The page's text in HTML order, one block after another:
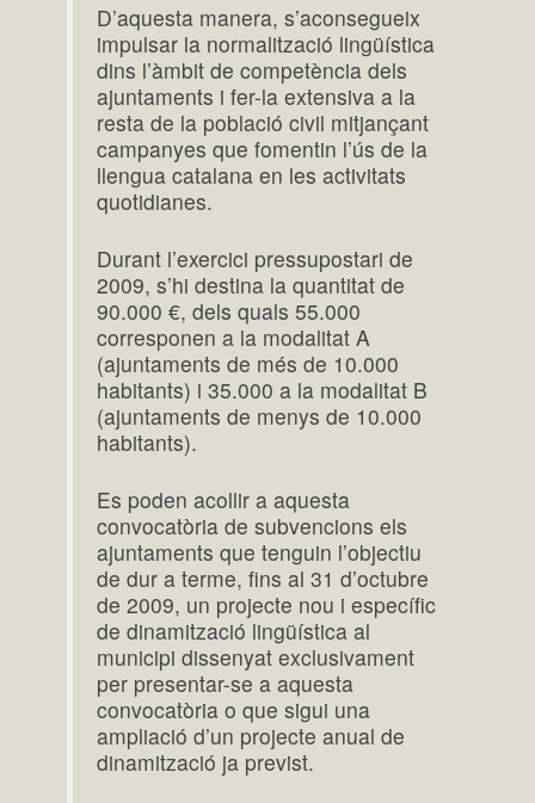
D’aquesta manera, s’aconsegueix
impulsar la normalització lingüística
dins l’àmbit de competència dels
ajuntaments i fer-la extensiva a la
resta de la població civil mitjançant
campanyes que fomentin l’ús de la
llengua catalana en les activitats
quotidianes.
Durant l’exercici pressupostari de
2009, s’hi destina la quantitat de
90.000 €, dels quals 55.000
corresponen a la modalitat A
(ajuntaments de més de 10.000
habitants) i 35.000 a la modalitat B
(ajuntaments de menys de 10.000
habitants).
Es poden acollir a aquesta
convocatòria de subvencions els
ajuntaments que tenguin l’objectiu
de dur a terme, fins al 31 d’octubre
de 2009, un projecte nou i específic
de dinamització lingüística al
municipi dissenyat exclusivament
per presentar-se a aquesta
convocatòria o que sigui una
ampliació d’un projecte anual de
dinamització ja previst.